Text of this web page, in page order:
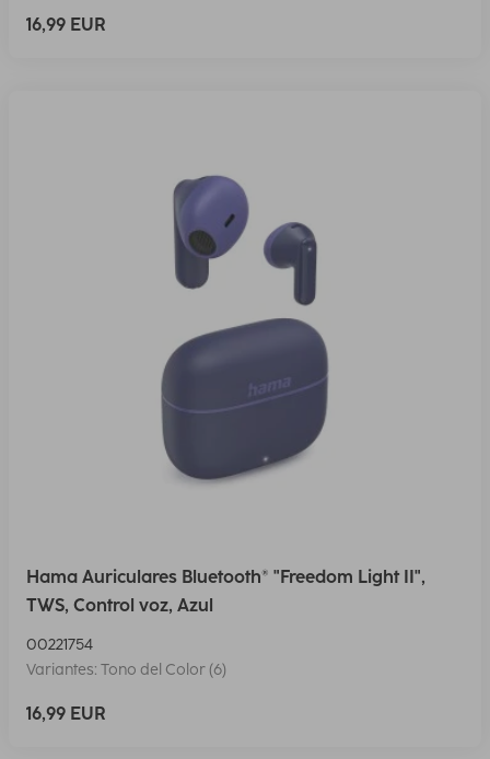
16,99 EUR
Hama Auriculares Bluetooth® "Freedom Light II",
TWS, Control voz, Azul
00221754
Variantes: Tono del Color (6)
16,99 EUR